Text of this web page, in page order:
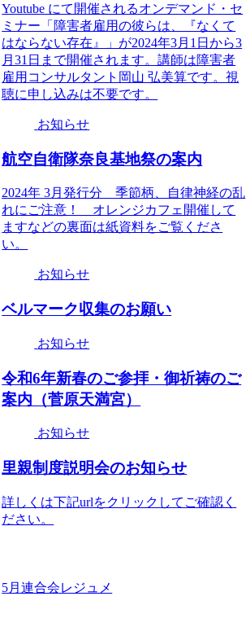
Youtube にて開催されるオンデマンド・セ
ミナー「障害者雇用の彼らは、『なくて
はならない存在』」が2024年3月1日から3
月31日まで開催されます。講師は障害者
雇用コンサルタント岡山 弘美算です。視
聴に申し込みは不要です。
お知らせ
航空自衛隊奈良基地祭の案内
2024年 3月発行分 季節柄、自律神経の乱
れにご注意！ オレンジカフェ開催して
ますなどの裏面は紙資料をご覧くださ
い。
お知らせ
ベルマーク収集のお願い
お知らせ
令和6年新春のご参拝・御祈祷のご
案内（菅原天満宮）
お知らせ
里親制度説明会のお知らせ
詳しくは下記urlをクリックしてご確認く
ださい。
5月連合会レジュメ